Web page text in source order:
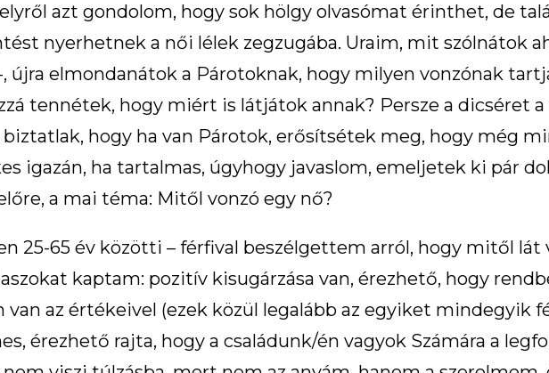
azt gondolom, hogy sok hölgy olvasómat érinthet, de
nyerhetnek a női lélek zegzugába. Uraim, mit szólnátok
újra elmondanátok a Párotoknak, hogy milyen vonzónak
tennétek, hogy miért is látjátok annak? Persze a dicséret
hogy ha van Párotok, erősítsétek meg, hogy még
igazán, ha tartalmas, úgyhogy javaslom, emeljetek ki pár
a mai téma: Mitől vonzó egy nő?
25-65 év közötti – férfival beszélgettem arról, hogy mitől lát
kaptam: pozitív kisugárzása van, érezhető, hogy
van az értékeivel (ezek közül legalább az egyiket mindegyik
érezhető rajta, hogy a családunk/én vagyok Számára a